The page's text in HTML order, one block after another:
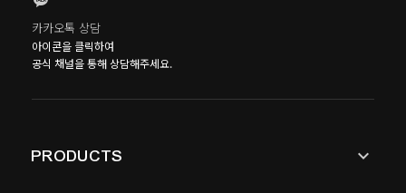
카카오톡 상담
아이콘을 클릭하여
공식 채널을 통해 상담해주세요.
PRODUCTS keyboard_arrow_down